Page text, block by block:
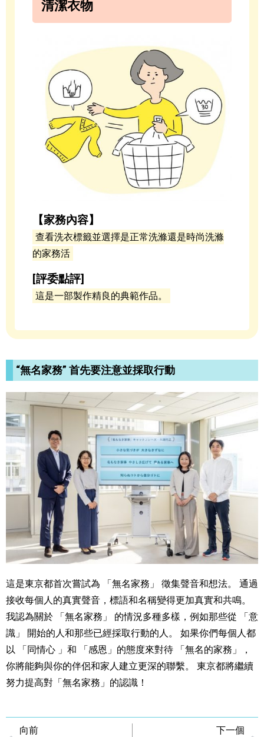
清潔衣物
【家務內容】
查看洗衣標籤並選擇是正常洗滌還是時尚洗滌
的家務活
[評委點評]
這是一部製作精良的典範作品。
“無名家務” 首先要注意並採取行動
這是東京都首次嘗試為 「無名家務」 徵集聲音和想法。 通過
接收每個人的真實聲音，標語和名稱變得更加真實和共鳴。
我認為關於 「無名家務」 的情況多種多樣，例如那些從 「意
識」 開始的人和那些已經採取行動的人。 如果你們每個人都
以 「同情心 」和 「感恩」的態度來對待 「無名的家務」，
你將能夠與你的伴侶和家人建立更深的聯繫。 東京都將繼續
努力提高對「無名家務」的認識！
向前 下一個